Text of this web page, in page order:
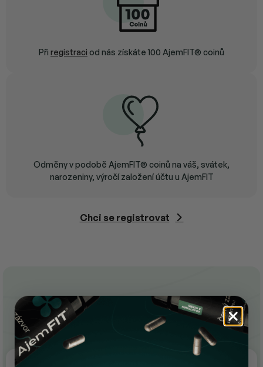
Při registraci od nás získáte 100 AjemFIT® coinů
Odměny v podobě AjemFIT® coinů na váš, svátek,
narozeniny, výročí založení účtu u AjemFIT
Chci se registrovat
Jak to celé funguje?